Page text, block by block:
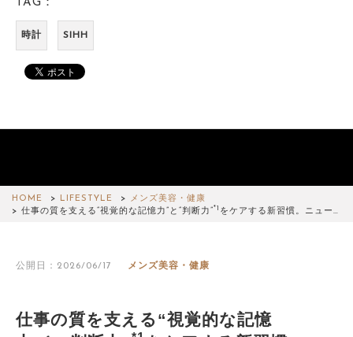
TAG：
時計 SIHH
HOME LIFESTYLE
メンズ美容・健康
仕事の質を支える“視覚的な記憶力”と“判断力”*1 をケアする新習慣。ニュー…
公開日：2026/06/17 メンズ美容・健康
仕事の質を支える“視覚的な記憶